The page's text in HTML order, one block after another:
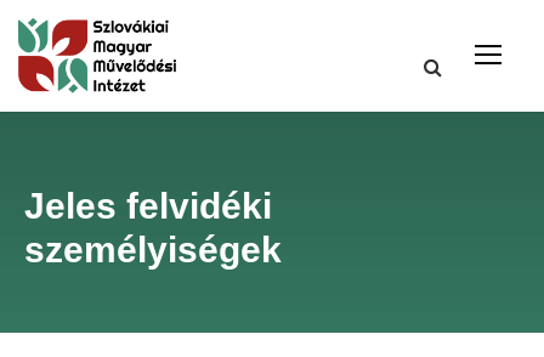
Jeles felvidéki
személyiségek